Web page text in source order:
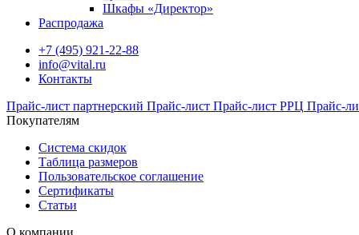
Шкафы «Директор»
Распродажа
+7 (495) 921-22-88
info@vital.ru
Контакты
Прайс-лист партнерский Прайс-лист Прайс-лист РРЦ Прайс-
Покупателям
Система скидок
Таблица размеров
Пользовательское соглашение
Сертификаты
Статьи
О компании